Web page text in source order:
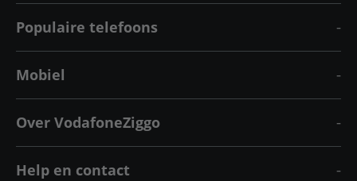
Populaire telefoons
Mobiel
Over VodafoneZiggo
Help en contact